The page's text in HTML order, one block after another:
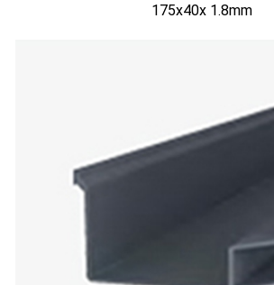
175x40x 1.8mm